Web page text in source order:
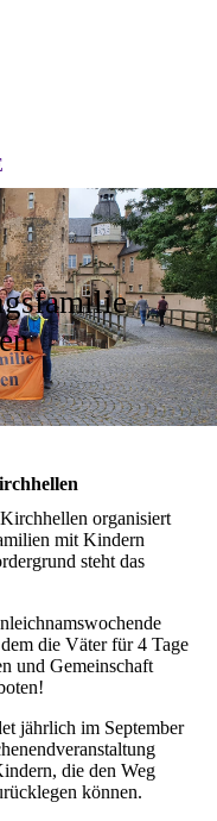
organisiert
mit Kindern
steht das
die Väter für 4 Tage
und Gemeinschaft
jährlich im September
die den Weg
können.